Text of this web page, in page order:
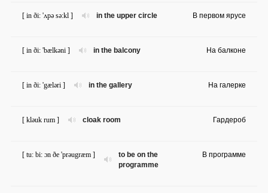
in the upper circle
[ in ði: 'ʌpə sə:kl ] В первом ярусе
in the balcony
[ in ði: 'bælkəni ] На балконе
in the gallery
[ in ði: 'gæləri ] На галерке
cloak room
[ kləuk rum ] Гардероб
to be on the
programme
[ tu: bi: ɔn ðe 'prəugræm ] В программе